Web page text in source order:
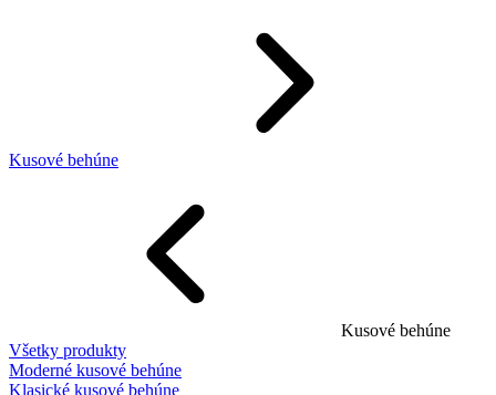
Kusové behúne
Kusové behúne
Všetky produkty
Moderné kusové behúne
Klasické kusové behúne